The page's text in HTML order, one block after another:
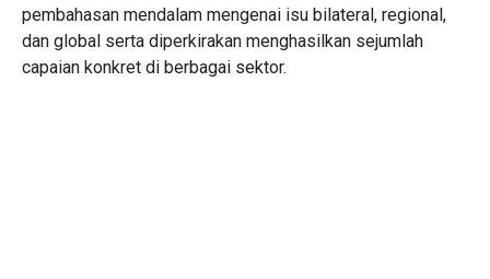
pembahasan mendalam mengenai isu bilateral, regional,
dan global serta diperkirakan menghasilkan sejumlah
capaian konkret di berbagai sektor.